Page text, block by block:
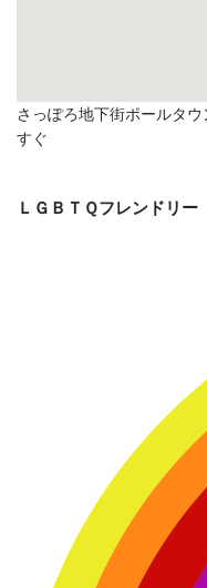
さっぽろ地下街ポールタ
すぐ
ＬＧＢＴＱフレンドリー